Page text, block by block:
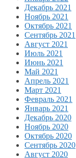
Декабрь 2021
Ноябрь 2021
Октябрь 2021
Сентябрь 2021
Август 2021
Июль 2021
Июнь 2021
Май 2021
Апрель 2021
Март 2021
Февраль 2021
Январь 2021
Декабрь 2020
Ноябрь 2020
Октябрь 2020
Сентябрь 2020
Август 2020